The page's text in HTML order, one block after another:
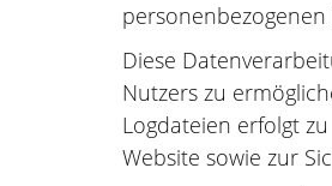
Diese
Nutzers zu
Logdateien erfolgt
Website sowie zur